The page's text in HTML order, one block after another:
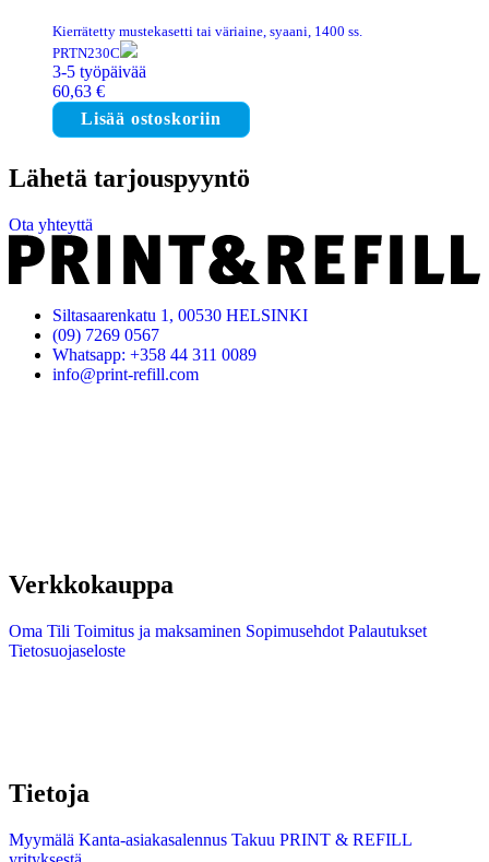
Kierrätetty mustekasetti tai väriaine, syaani, 1400 ss.
PRTN230C
3-5 työpäivää
60,63 €
Lisää ostoskoriin
Lähetä tarjouspyyntö
Ota yhteyttä
Siltasaarenkatu 1, 00530 HELSINKI
(09) 7269 0567
Whatsapp: +358 44 311 0089
info@print-refill.com
Verkkokauppa
Oma Tili Toimitus ja maksaminen Sopimusehdot Palautukset
Tietosuojaseloste
Tietoja
Myymälä Kanta-asiakasalennus Takuu PRINT & REFILL